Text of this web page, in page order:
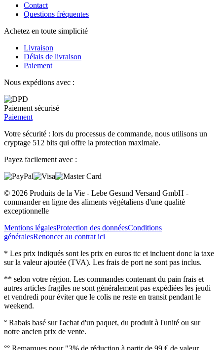
Contact
Questions fréquentes
Achetez en toute simplicité
Livraison
Délais de livraison
Paiement
Nous expédions avec :
Paiement sécurisé
Paiement
Votre sécurité : lors du processus de commande, nous utilisons un
cryptage 512 bits qui offre la protection maximale.
Payez facilement avec :
© 2026 Produits de la Vie - Lebe Gesund Versand GmbH -
commander en ligne des aliments végétaliens d'une qualité
exceptionnelle
Mentions légalesProtection des donnéesConditions
généralesRenoncer au contrat ici
* Les prix indiqués sont les prix en euros ttc et incluent donc la taxe
sur la valeur ajoutée (TVA). Les frais de port ne sont pas inclus.
** selon votre région. Les commandes contenant du pain frais et
autres articles fragiles ne sont généralement pas expédiées les jeudi
et vendredi pour éviter que le colis ne reste en transit pendant le
weekend.
° Rabais basé sur l'achat d'un paquet, du produit à l'unité ou sur
notre ancien prix de vente.
°° Remarques pour "3% de réduction à partir de 99 € de valeur